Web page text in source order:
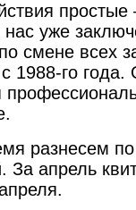
простые
уже
смене всех
1988-го года.
разнесем
За апрель